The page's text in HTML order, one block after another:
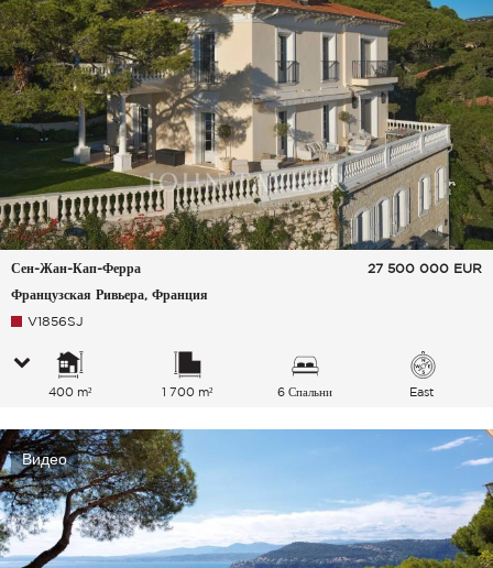
Сен-Жан-Кап-Ферра
Французская Ривьера, Франция
27 500 000 EUR
V1856SJ
400 m² 1 700 m² 6 Спальни East
Видео